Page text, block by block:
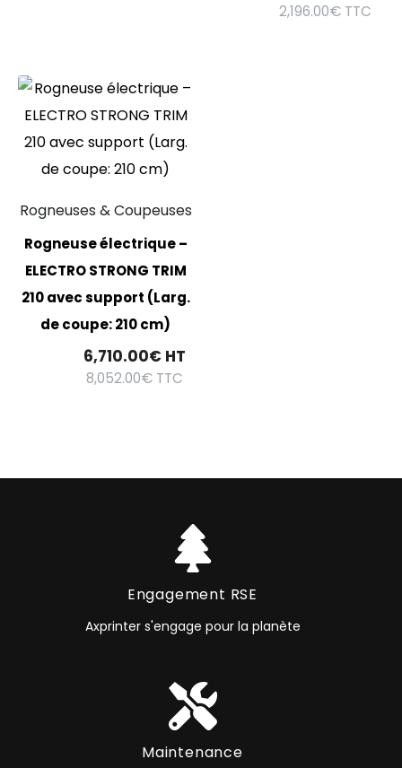
2,196.00€TTC
Rogneuses & Coupeuses
Rogneuse électrique –
ELECTRO STRONG TRIM
210 avec support (Larg.
de coupe: 210 cm)
6,710.00€ HT
8,052.00€ TTC
Engagement RSE
Axprinter s'engage pour la planète
Maintenance